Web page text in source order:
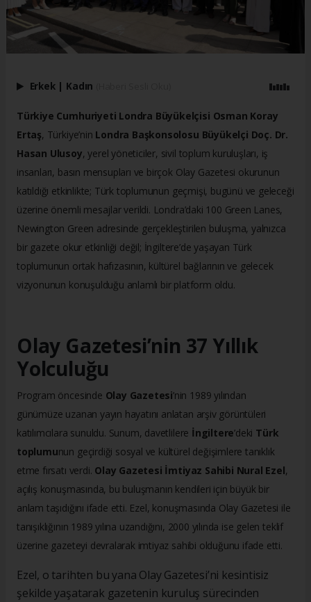
Erkek | Kadın
Türkiye Cumhuriyeti Londra Büyükelçisi Osman Koray
Ertaş, Türkiye’nin Londra Başkonsolosu Büyükelçi Doç. Dr.
Hasan Ulusoy, yerel yöneticiler, sivil toplum kuruluşları, iş
insanları, basın mensupları ve birçok Olay Gazetesi okurunun
katıldığı etkinlikte; Türk toplumunun geçmişi, bugünü ve geleceği
üzerine önemli mesajlar verildi. Londra’daki 100 Green Lanes,
Newington Green adresinde gerçekleştirilen buluşma, yalnızca
bir gazete okur etkinliği değil; İngiltere’de yaşayan Türk
toplumunun ortak hafızasının, kültürel bağlarının ve gelecek
vizyonunun konuşulduğu anlamlı bir platform oldu.
Olay Gazetesi’nin 37 Yıllık
Yolculuğu
Program öncesinde Olay Gazetesi’nin 1989 yılından
günümüze uzanan yayın hayatını anlatan arşiv görüntüleri
katılımcılara sunuldu. Sunum, davetlilere İngiltere’deki Türk
toplumunun geçirdiği sosyal ve kültürel değişimlere tanıklık
etme fırsatı verdi. Olay Gazetesi İmtiyaz Sahibi Nural Ezel,
açılış konuşmasında, bu buluşmanın kendileri için büyük bir
anlam taşıdığını ifade etti. Ezel, konuşmasında Olay Gazetesi ile
tanışıklığının 1989 yılına uzandığını, 2000 yılında ise gelen teklif
üzerine gazeteyi devralarak imtiyaz sahibi olduğunu ifade etti.
Ezel, o tarihten bu yana Olay Gazetesi’ni kesintisiz
şekilde yaşatarak gazetenin kuruluş sürecinden